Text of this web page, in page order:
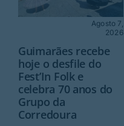
Agosto 7,
2026
Guimarães recebe
hoje o desfile do
Fest’In Folk e
celebra 70 anos do
Grupo da
Corredoura